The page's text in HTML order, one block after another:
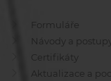
Formuláře
Návody a postupy
Certifikáty
Aktualizace a